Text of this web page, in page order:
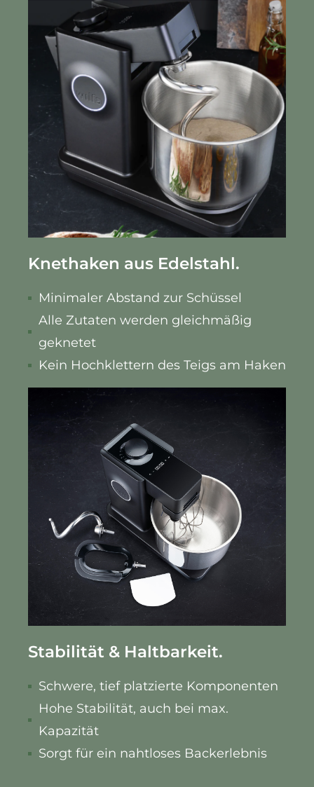
Knethaken aus Edelstahl.
Minimaler Abstand zur Schüssel
Alle Zutaten werden gleichmäßig
geknetet
Kein Hochklettern des Teigs am Haken
Stabilität & Haltbarkeit.
Schwere, tief platzierte Komponenten
Hohe Stabilität, auch bei max.
Kapazität
Sorgt für ein nahtloses Backerlebnis